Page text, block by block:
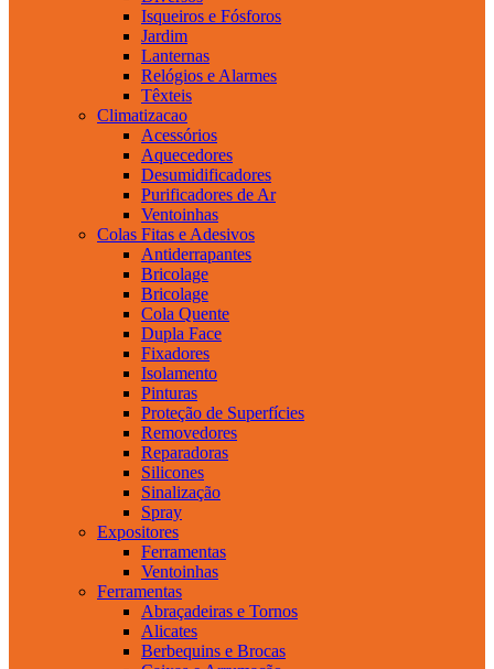
Isqueiros e Fósforos
Jardim
Lanternas
Relógios e Alarmes
Têxteis
Climatizacao
Acessórios
Aquecedores
Desumidificadores
Purificadores de Ar
Ventoinhas
Colas Fitas e Adesivos
Antiderrapantes
Bricolage
Bricolage
Cola Quente
Dupla Face
Fixadores
Isolamento
Pinturas
Proteção de Superfícies
Removedores
Reparadoras
Silicones
Sinalização
Spray
Expositores
Ferramentas
Ventoinhas
Ferramentas
Abraçadeiras e Tornos
Alicates
Berbequins e Brocas